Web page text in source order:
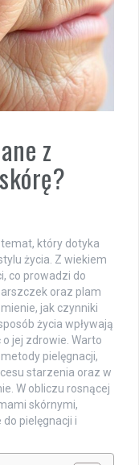
z
który dotyka
życia. Z wiekiem
co prowadzi do
oraz plam
jak czynniki
życia wpływają
jej zdrowie. Warto
pielęgnacji,
starzenia oraz w
W obliczu rosnącej
skórnymi,
pielęgnacji i